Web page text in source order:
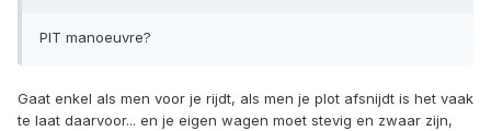
PIT manoeuvre?
Gaat enkel als men voor je rijdt, als men je plot afsnijdt is het vaak
te laat daarvoor... en je eigen wagen moet stevig en zwaar zijn,